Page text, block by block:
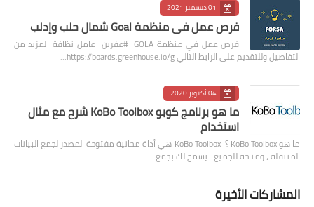
01 ديسمبر 2021
فرص عمل في منظمة Goal شمال حلب وإدلب
فرص عمل في منظمة GOLA #عفرين عامل نظافة لمزيد من
التفاصيل وللتقديم على الرابط التالي https://boards.greenhouse.io/g…
04 أكتوبر 2020
ما هو برنامج كوبو KoBo Toolbox شرح مع مثال
استخدام
ما هو KoBo Toolbox ؟ KoBo Toolbox هي أداة مجانية مفتوحة المصدر لجمع البيانات
المتنقلة ، ومتاحة للجميع. يسمح لك بجمع …
المشاركات الأخيرة